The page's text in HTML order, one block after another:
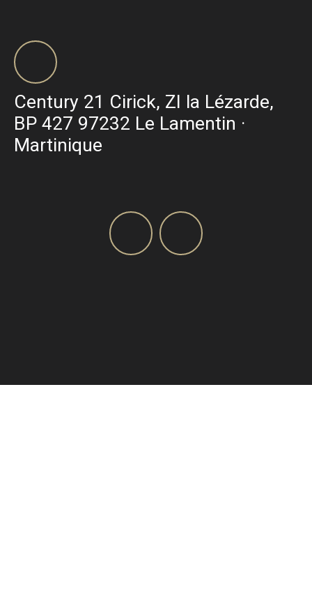
Century 21 Cirick, ZI la Lézarde,
BP 427 97232 Le Lamentin ·
Martinique